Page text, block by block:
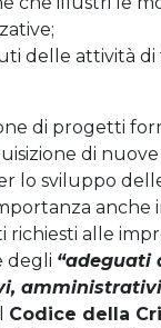
delle attività di
di progetti
di
lo sviluppo
anche
richiesti alle
degli “adeguati
Codice della